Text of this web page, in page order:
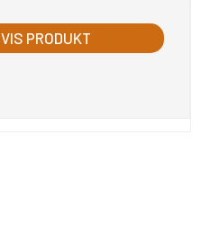
VIS PRODUKT